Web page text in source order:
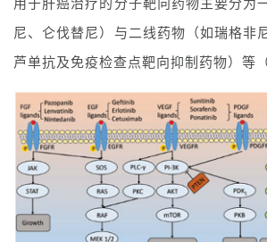
B
D
投
资
平
台
药
时
代
登录 注册
用于肝癌治疗的分子靶向药物主要分为
尼、仑伐替尼）与二线药物（如瑞格非
芦单抗及免疫检查点靶向抑制药物）等